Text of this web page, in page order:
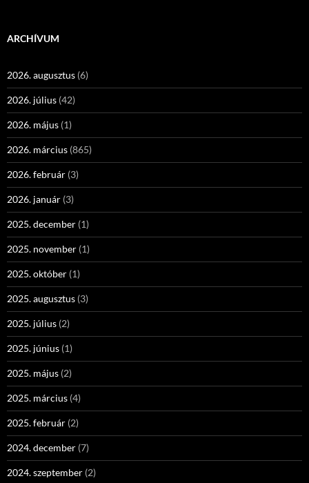
ARCHÍVUM
2026. augusztus (6)
2026. július (42)
2026. május (1)
2026. március (865)
2026. február (3)
2026. január (3)
2025. december (1)
2025. november (1)
2025. október (1)
2025. augusztus (3)
2025. július (2)
2025. június (1)
2025. május (2)
2025. március (4)
2025. február (2)
2024. december (7)
2024. szeptember (2)